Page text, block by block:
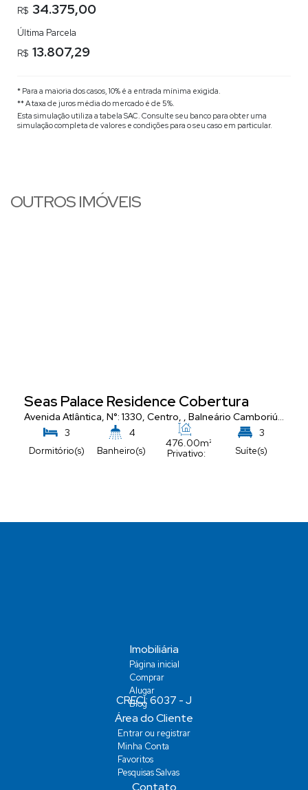
R$ 34.375,00
Última Parcela
R$ 13.807,29
* Para a maioria dos casos, 10% é a entrada mínima exigida.
** A taxa de juros média do mercado é de 5%.
Esta simulação utiliza a tabela SAC. Consulte seu banco para obter uma
simulação completa de valores e condições para o seu caso em particular.
OUTROS IMÓVEIS
Seas Palace Residence Cobertura
Avenida Atlântica, N°: 1330, Centro , Balneário Camboriú,
3
Dormitório(s)
4
Banheiro(s) Privativo:
476.00m²
3
Suíte(s)
Imobiliária
Página inicial
Comprar
Alugar
Blog
Área do Cliente
Entrar ou registrar
Minha Conta
Favoritos
Pesquisas Salvas
Contato